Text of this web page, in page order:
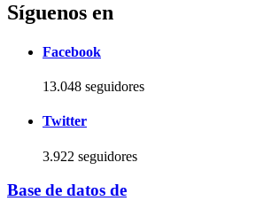
Síguenos en
Facebook
13.048 seguidores
Twitter
3.922 seguidores
Base de datos de